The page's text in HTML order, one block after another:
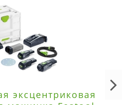
эксцентриковая